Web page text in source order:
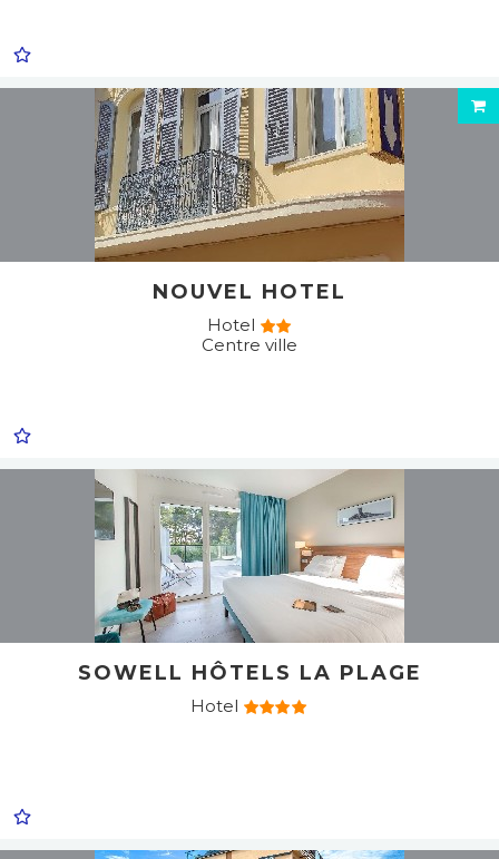
NOUVEL HOTEL
Hotel
Centre ville
SOWELL HÔTELS LA PLAGE
Hotel